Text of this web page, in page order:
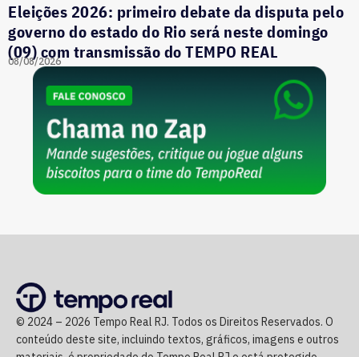
Eleições 2026: primeiro debate da disputa pelo
governo do estado do Rio será neste domingo
(09) com transmissão do TEMPO REAL
08/08/2026
© 2024 – 2026 Tempo Real RJ. Todos os Direitos Reservados. O
conteúdo deste site, incluindo textos, gráficos, imagens e outros